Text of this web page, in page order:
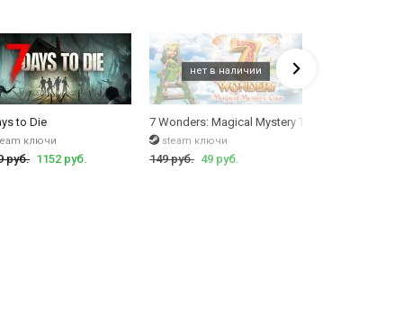
to Die
ключи
руб. 1152 руб.
7 Wonders: Magical Mystery Tour
steam ключи
149 руб. 49 руб.